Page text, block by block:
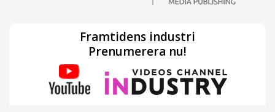
Framtidens industri
Prenumerera nu!